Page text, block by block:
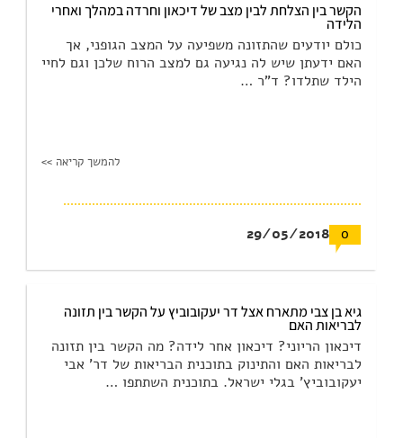
הקשר בין הצלחת לבין מצב של דיכאון וחרדה במהלך ואחרי
הלידה
כולם יודעים שהתזונה משפיעה על המצב הגופני, אך
האם ידעתן שיש לה נגיעה גם למצב הרוח שלכן וגם לחיי
הילד שתלדו? ד"ר …
להמשך קריאה >>
0
29/05/2018
גיא בן צבי מתארח אצל דר יעקובוביץ על הקשר בין תזונה
לבריאות האם
דיכאון הריוני? דיכאון אחר לידה? מה הקשר בין תזונה
לבריאות האם והתינוק בתוכנית הבריאות של דר' אבי
יעקובוביץ' בגלי ישראל. בתוכנית השתתפו …